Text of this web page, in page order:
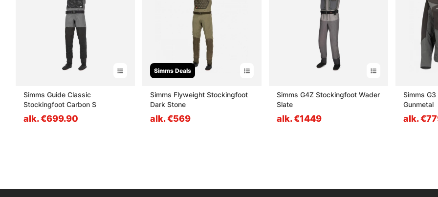
Simms Guide Classic
Stockingfoot Carbon S
alk. €699.90
Simms Deals
Simms Flyweight Stockingfoot
Dark Stone
alk. €569
Simms G4Z Stockingfoot Wader
Slate
alk. €1449
Simms
Gunmetal
alk.